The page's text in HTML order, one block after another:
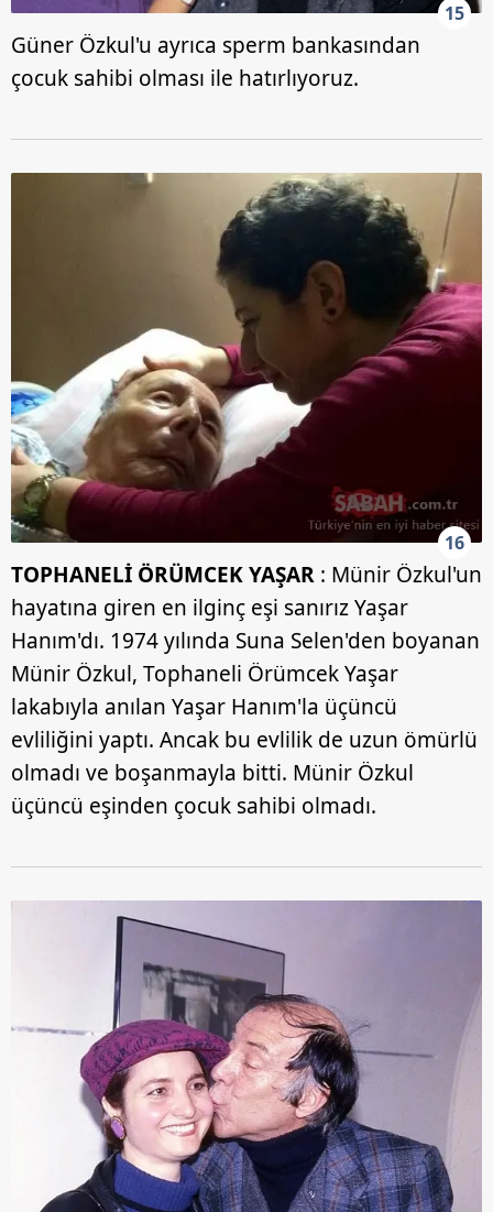
15
Güner Özkul'u ayrıca sperm bankasından
çocuk sahibi olması ile hatırlıyoruz.
16
TOPHANELİ ÖRÜMCEK YAŞAR : Münir Özkul'un
hayatına giren en ilginç eşi sanırız Yaşar
Hanım'dı. 1974 yılında Suna Selen'den boyanan
Münir Özkul, Tophaneli Örümcek Yaşar
lakabıyla anılan Yaşar Hanım'la üçüncü
evliliğini yaptı. Ancak bu evlilik de uzun ömürlü
olmadı ve boşanmayla bitti. Münir Özkul
üçüncü eşinden çocuk sahibi olmadı.